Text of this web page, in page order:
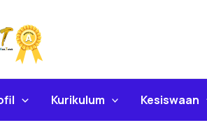
Kurikulum Kesiswaan